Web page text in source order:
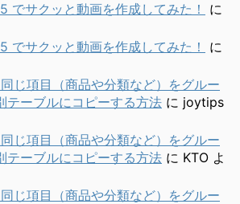
サクッと動画を作成してみた！
に
サクッと動画を作成してみた！
に
じ項目（商品や分類など）をグルー
テーブルにコピーする方法 に joytips
じ項目（商品や分類など）をグルー
テーブルにコピーする方法 に KTO よ
じ項目（商品や分類など）をグルー